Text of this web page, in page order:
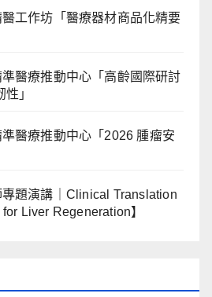
醫工作坊「醫療器材商品化精要
準醫療推動中心「高齡國際研討
」
準醫療推動中心「2026 腫瘤安
專題演講｜Clinical Translation
Liver Regeneration】